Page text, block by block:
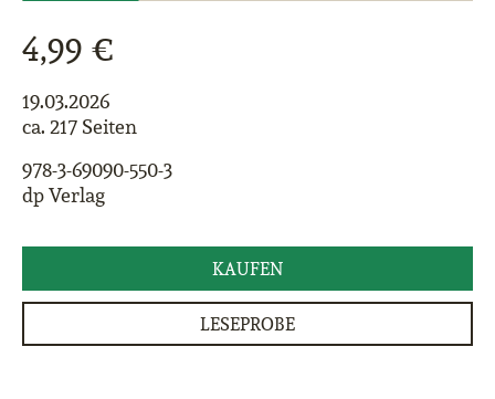
4,99 €
19.03.2026
ca. 217 Seiten
978-3-69090-550-3
dp Verlag
KAUFEN
LESEPROBE